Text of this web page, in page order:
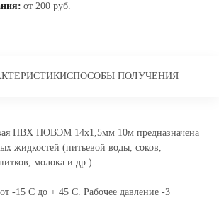
от 200 руб.
СПОСОБЫ ПОЛУЧЕНИЯ
ПВХ НОВЭМ 14x1,5мм 10м предназначена
жидкостей (питьевой воды, соков,
молока и др.).
-15 С до + 45 С. Рабочее давление -3